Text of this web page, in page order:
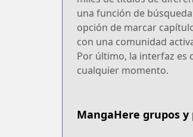
una función de
opción de marcar
con una comunidad
Por último, la interfaz es
cualquier momento.
MangaHere grupos